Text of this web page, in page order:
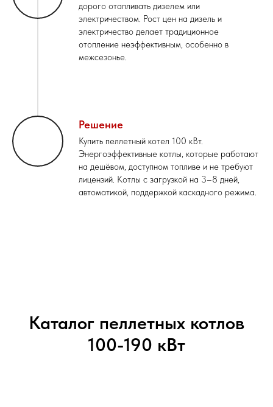
дорого отапливать дизелем или
электричеством. Рост цен на дизель и
электричество делает традиционное
отопление неэффективным, особенно в
межсезонье.
Решение
Купить пеллетный котел 100 кВт.
Энергоэффективные котлы, которые работают
на дешёвом, доступном топливе и не требуют
лицензий. Котлы с загрузкой на 3–8 дней,
автоматикой, поддержкой каскадного режима.
Каталог пеллетных котлов
100-190 кВт